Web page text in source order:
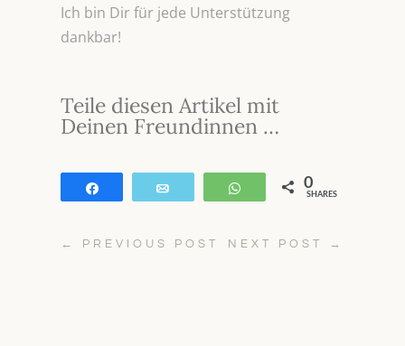
Ich bin Dir für jede Unterstützung
dankbar!
Teile diesen Artikel mit
Deinen Freundinnen …
WhatsApp
0
SHARES
← PREVIOUS POST NEXT POST →